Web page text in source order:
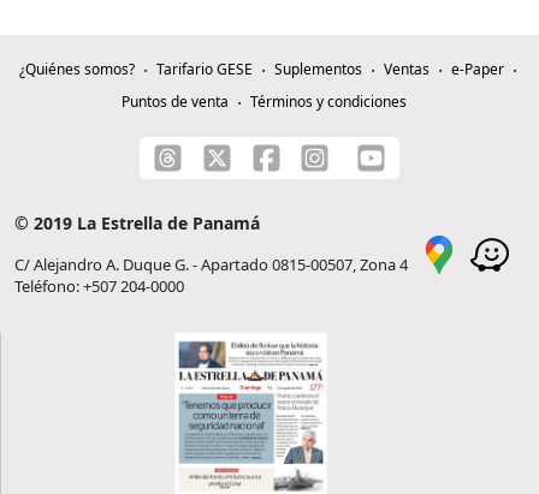
¿Quiénes somos? Tarifario GESE Suplementos Ventas
e-Paper
Puntos de venta
Términos y condiciones
© 2019 La Estrella de Panamá
C/ Alejandro A. Duque G. - Apartado 0815-00507, Zona 4
Teléfono: +507 204-0000